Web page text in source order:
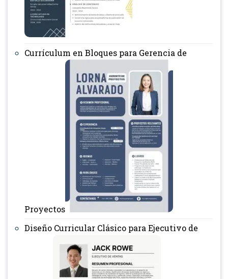
Currículum en Bloques para Gerencia de
Proyectos
Diseño Curricular Clásico para Ejecutivo de